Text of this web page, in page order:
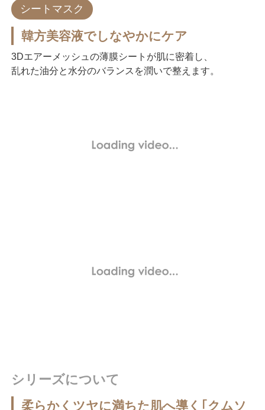
シートマスク
韓方美容液でしなやかにケア
3Dエアーメッシュの薄膜シートが肌に密着し、
乱れた油分と水分のバランスを潤いで整えます。
シリーズについて
柔らかくツヤに満ちた肌へ導く｢クムソ